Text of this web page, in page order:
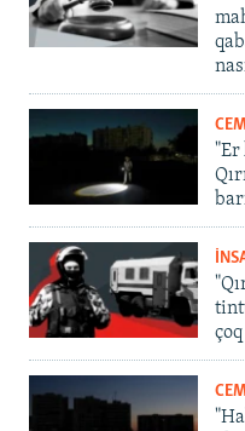
"Er
çoq